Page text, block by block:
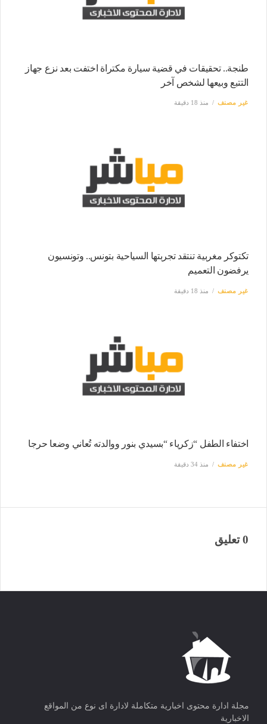
طنجة.. تحقيقات في قضية سيارة مكتراة اختفت بعد نزع جهاز
التتبع وبيعها لشخص آخر
غير مصنف منذ 18 دقيقة
تكتوكر مغربية تنتقد تجربتها السياحية بتونس.. وتونسيون
يرفضون التعميم
غير مصنف منذ 18 دقيقة
اختفاء الطفل “زكرياء “بسيدي بنور ووالدته تُعاني وضعا حرجا
غير مصنف منذ 34 دقيقة
0 تعليق
مجلة ادارة محتوى اخبارية متكاملة لادارة اى نوع من المواقع
الاخبارية